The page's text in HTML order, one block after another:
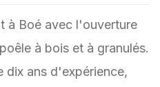
à Boé avec l'ouverture
à bois et à granulés.
dix ans d'expérience,